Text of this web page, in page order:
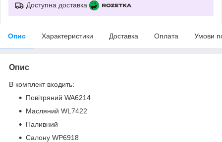
Доступна доставка
Опис Характеристики Доставка Оплата Умови
Опис
В комплект входить:
Повітряний WA6214
Масляний WL7422
Паливний
Салону WP6918